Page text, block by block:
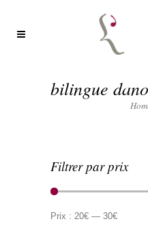
bilingue
Filtrer par prix
min
max
Prix : 20€ — 30€